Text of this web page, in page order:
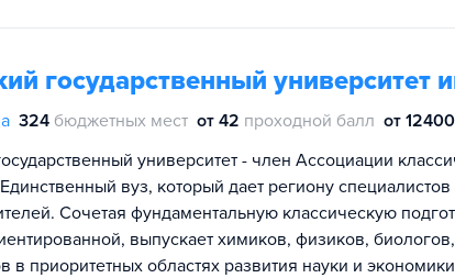
государственный университет
324 бюджетных мест от 42 проходной балл от
университет - член Ассоциации
вуз, который дает региону
Сочетая фундаментальную классическую
выпускает химиков, физиков,
в приоритетных областях развития науки и